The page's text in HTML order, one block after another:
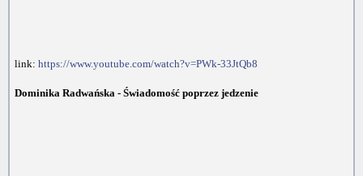
link: https://www.youtube.com/watch?v=PWk-33JtQb8
Dominika Radwańska - Świadomość poprzez jedzenie